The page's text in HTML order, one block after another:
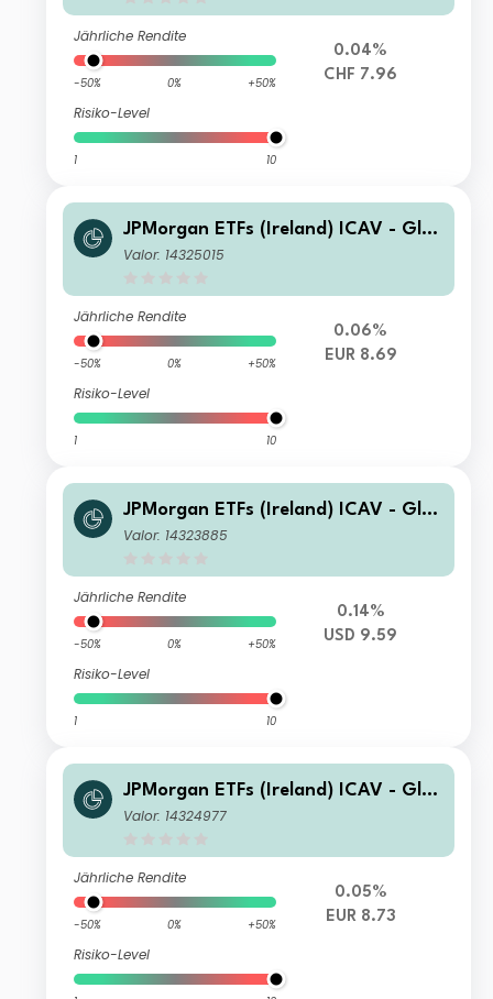
Jährliche Rendite
-50% 0% +50%
Risiko-Level
1 10
0.04%
CHF 7.96
JPMorgan ETFs (Ireland) ICAV - Glo
bal Government Bond Active UCITS
Valor: 14325015
Jährliche Rendite
-50% 0% +50%
Risiko-Level
1 10
0.06%
EUR 8.69
JPMorgan ETFs (Ireland) ICAV - Glo
bal Government Bond Active UCITS
Valor: 14323885
Jährliche Rendite
-50% 0% +50%
Risiko-Level
1 10
0.14%
USD 9.59
JPMorgan ETFs (Ireland) ICAV - Glo
bal Government Bond Active UCITS
Valor: 14324977
Jährliche Rendite
-50% 0% +50%
Risiko-Level
0.05%
EUR 8.73